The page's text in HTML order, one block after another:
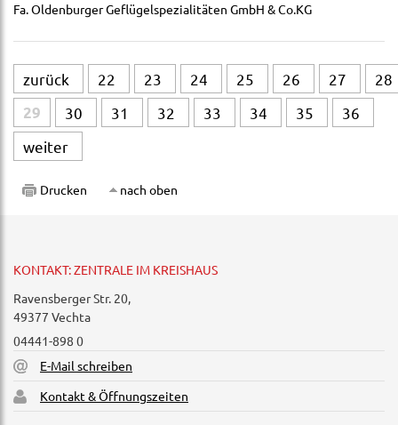
Fa. Oldenburger Geflügelspezialitäten GmbH & Co.KG
zurück 22 23 24 25 26 27
28
29
30 31 32 33 34 35
36
weiter
Drucken nach oben
KONTAKT: ZENTRALE IM KREISHAUS
Ravensberger Str. 20,
49377 Vechta
04441-898 0
E-Mail schreiben
Kontakt & Öffnungszeiten